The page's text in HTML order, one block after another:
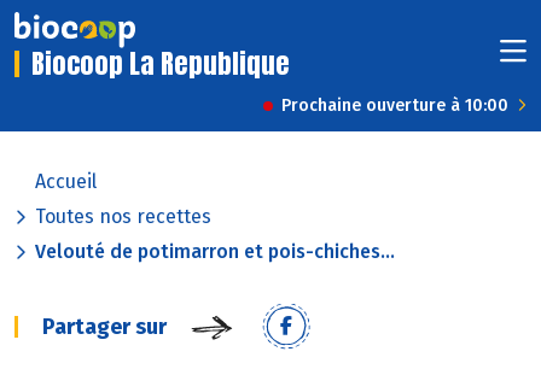
Biocoop La Republique
Prochaine ouverture à 10:00
Accueil
Toutes nos recettes
Velouté de potimarron et pois-chiches...
Partager sur